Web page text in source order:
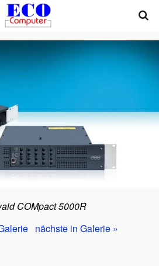
COMpact 5000R
nächste in Galerie »